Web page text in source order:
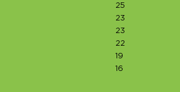
25
23
23
22
19
16